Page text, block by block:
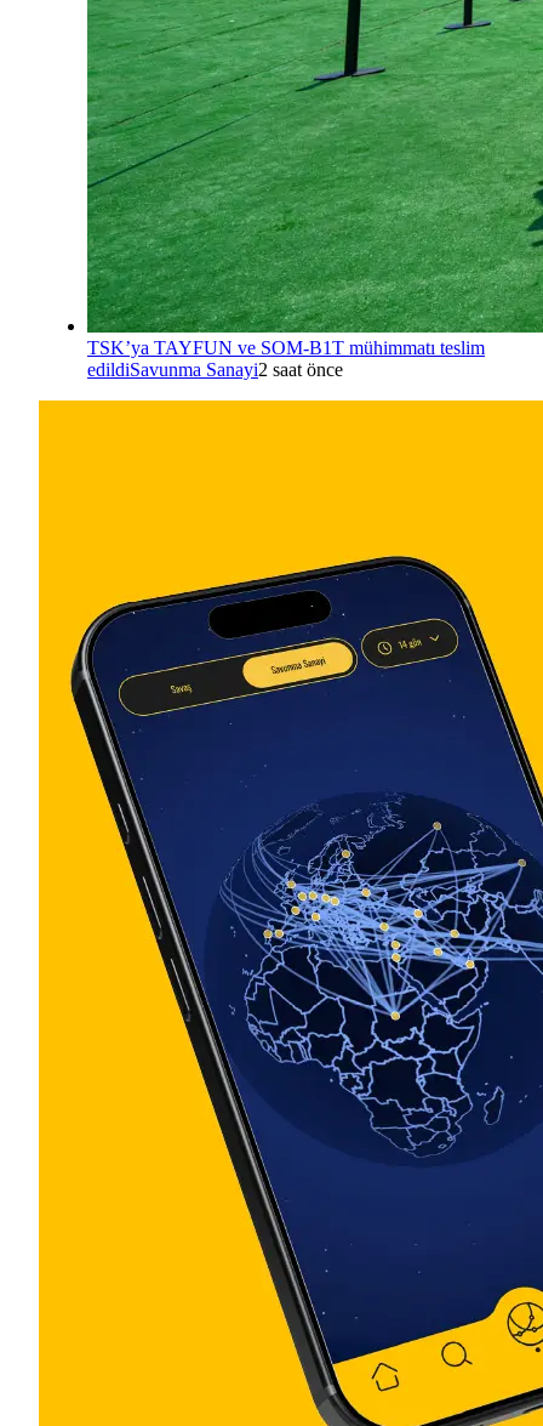
TSK’ya TAYFUN ve SOM-B1T mühimmatı teslim
edildiSavunma Sanayi2 saat önce